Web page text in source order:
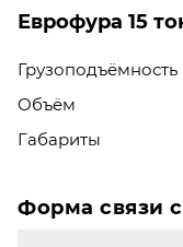
Еврофура 15
Грузоподъёмность
Объём
Габариты
Форма связи